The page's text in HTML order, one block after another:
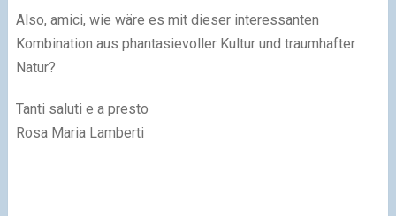
Also, amici, wie wäre es mit dieser interessanten
Kombination aus phantasievoller Kultur und traumhafter
Natur?
Tanti saluti e a presto
Rosa Maria Lamberti